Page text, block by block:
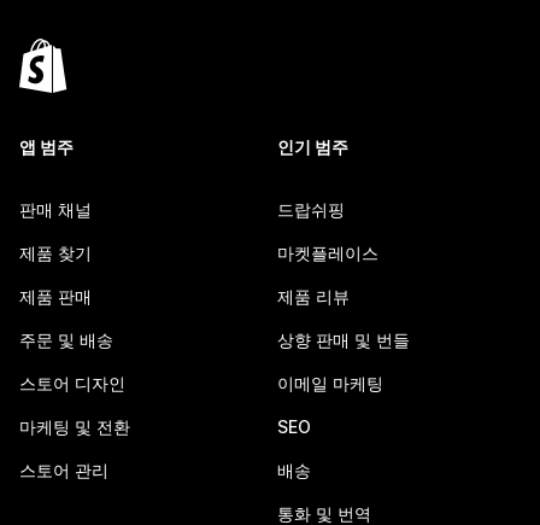
앱 범주
판매 채널
제품 찾기
제품 판매
주문 및 배송
스토어 디자인
마케팅 및 전환
스토어 관리
인기 범주
드랍쉬핑
마켓플레이스
제품 리뷰
상향 판매 및 번들
이메일 마케팅
SEO
배송
통화 및 번역